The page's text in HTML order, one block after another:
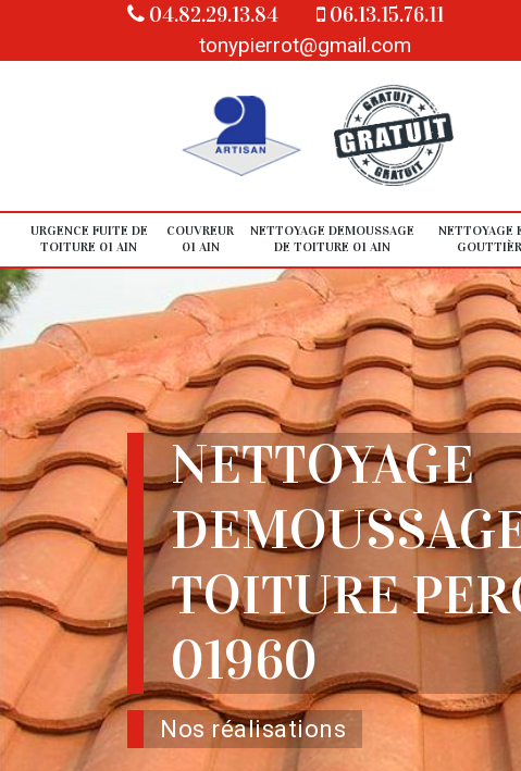
04.82.29.13.84
06.13.15.76.11
tonypierrot@gmail.com
URGENCE FUITE DE
TOITURE 01 AIN
COUVREUR
01 AIN
NETTOYAGE DEMOUSSAGE
DE TOITURE 01 AIN
NETTOYAGE
NETTOYAGE
TOITURE
01960
Nos réalisations